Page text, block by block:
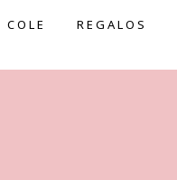
REGALOS